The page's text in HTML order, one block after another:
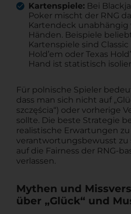
Kartenspiele: Bei
Poker mischt der RNG
Kartendeck
Händen. Beispiele
Kartenspiele sind Classic
Hold’em oder Texas
Hand ist statistisch
Für polnische Spieler
dass man sich nicht auf
szczęścia“) oder vorherige
sollte. Die beste Strategie
realistische Erwartungen
verantwortungsbewusst zu
auf die Fairness der RNG-
verlassen.
Mythen und
über „Glück“ und